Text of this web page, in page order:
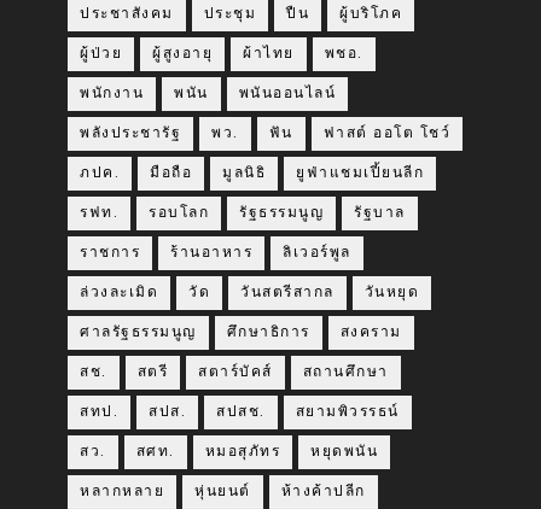
ประชาสังคม ประชุม ปืน ผู้บริโภค
ผู้ป่วย ผู้สูงอายุ ผ้าไทย พชอ.
พนักงาน พนัน พนันออนไลน์
พลังประชารัฐ พว. ฟัน ฟาสต์ ออโต โชว์
ภปค. มือถือ มูลนิธิ ยูฟ่าแชมเปี้ยนลีก
รฟท. รอบโลก รัฐธรรมนูญ รัฐบาล
ราชการ ร้านอาหาร ลิเวอร์พูล
ล่วงละเมิด วัด วันสตรีสากล วันหยุด
ศาลรัฐธรรมนูญ ศึกษาธิการ สงคราม
สช. สตรี สตาร์บัคส์ สถานศึกษา
สทป. สปส. สปสช. สยามพิวรรธน์
สว. สศท. หมอสุภัทร หยุดพนัน
หลากหลาย หุ่นยนต์ ห้างค้าปลีก